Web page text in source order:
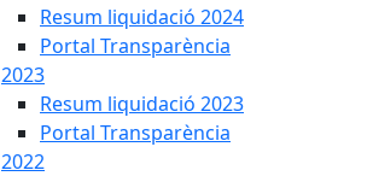
Resum liquidació 2024
Portal Transparència
2023
Resum liquidació 2023
Portal Transparència
2022